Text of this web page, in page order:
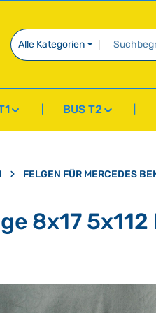
Alle Kategorien
BUS T2
FELGEN FÜR MERCEDES
8x17